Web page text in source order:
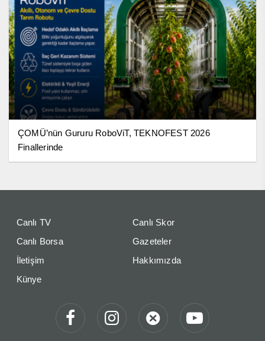
ÇOMÜ’nün Gururu RoboViT, TEKNOFEST 2026
Finallerinde
Canlı TV
Canlı Skor
Canlı Borsa
Gazeteler
İletişim
Hakkımızda
Künye